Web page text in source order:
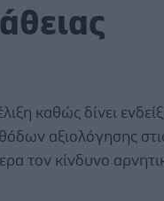
καθώς δίνει
αξιολόγησης
τον κίνδυνο